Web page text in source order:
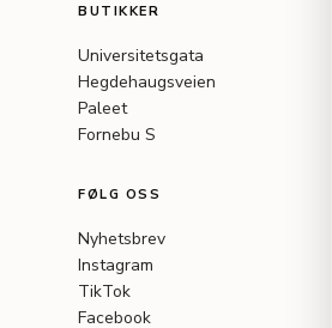
BUTIKKER
Universitetsgata
Hegdehaugsveien
Paleet
Fornebu S
FØLG OSS
Nyhetsbrev
Instagram
TikTok
Facebook